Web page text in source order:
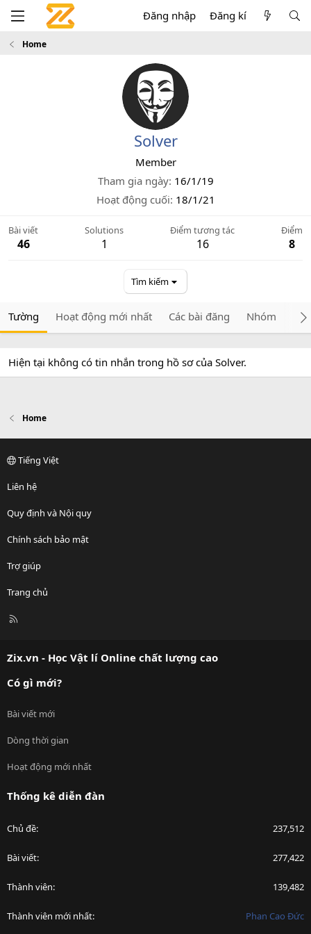
Đăng nhập Đăng kí
Home
Solver
Member
Tham gia ngày 16/1/19
Hoạt động cuối 18/1/21
Bài viết
46
Solutions
1
Điểm tương tác
16
Điểm
8
Tìm kiếm
Tường Hoạt động mới nhất Các bài đăng Nhóm
Hiện tại không có tin nhắn trong hồ sơ của Solver.
Home
Tiếng Việt
Liên hệ
Quy định và Nội quy
Chính sách bảo mật
Trợ giúp
Trang chủ
R
Zix.vn - Học Vật lí Online chất lượng cao
Có gì mới?
Bài viết mới
Dòng thời gian
Hoạt động mới nhất
Thống kê diễn đàn
Chủ đề 237,512
Bài viết 277,422
Thành viên 139,482
Thành viên mới nhất Phan Cao Đức